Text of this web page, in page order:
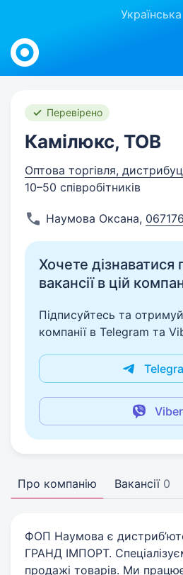
Українська
Work.ua
Перевірено
Камілюкс, ТОВ
Оптова торгівля,
10–50 співробітників
Наумова Оксана,
Хочете дізнаватися
вакансії в цій
Підписуйтесь та
компанії в Telegram та
Viber
Про компанію Вакансії 0
ФОП Наумова є
ГРАНД ІМПОРТ.
продажі товарів. Ми